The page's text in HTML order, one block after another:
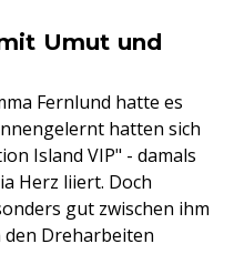
Umut und
Fernlund hatte es
hatten sich
Island VIP" - damals
Herz liiert. Doch
gut zwischen ihm
den Dreharbeiten